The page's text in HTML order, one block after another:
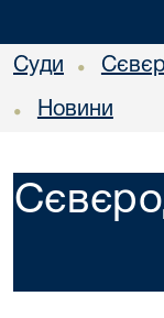
Суди •
• Новини